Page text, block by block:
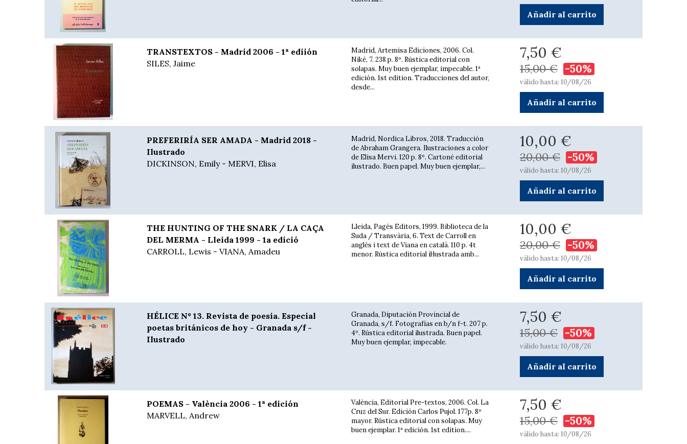
Añadir al carrito
TRANSTEXTOS - Madrid 2006 - 1ª ediión
SILES, Jaime
Madrid, Artemisa Ediciones, 2006. Col.
Niké, 7. 238 p. 8º. Rústica editorial con
solapas. Muy buen ejemplar, impecable. 1ª
edición. 1st edition. Traducciones del autor,
desde...
7,50 €
15,00 € -50%
válido hasta: 10/08/26
Añadir al carrito
PREFERIRÍA SER AMADA - Madrid 2018 -
Ilustrado
DICKINSON, Emily - MERVI, Elisa
Madrid, Nordica Libros, 2018. Traducción
de Abraham Grangera. Ilustraciones a color
de Elisa Mervi. 120 p. 8º. Cartoné editorial
ilustrado. Buen papel. Muy buen ejemplar,...
10,00 €
20,00 € -50%
válido hasta: 10/08/26
Añadir al carrito
THE HUNTING OF THE SNARK / LA CAÇA
DEL MERMA - Lleida 1999 - 1a edició
CARROLL, Lewis - VIANA, Amadeu
Lleida, Pagès Editors, 1999. Biblioteca de la
Suda / Transvària, 6. Text de Carroll en
anglès i text de Viana en català. 110 p. 4t
menor. Rústica editorial il·lustrada amb...
10,00 €
20,00 € -50%
válido hasta: 10/08/26
Añadir al carrito
HÉLICE Nº 13. Revista de poesía. Especial
poetas británicos de hoy - Granada s/f -
Ilustrado
Granada, Diputación Provincial de
Granada, s/f. Fotografías en b/n f-t. 207 p.
4º. Rústica editorial ilustrada. Buen papel.
Muy buen ejemplar, impecable.
7,50 €
15,00 € -50%
válido hasta: 10/08/26
Añadir al carrito
POEMAS - València 2006 - 1ª edición
MARVELL, Andrew
València, Editorial Pre-textos, 2006. Col. La
Cruz del Sur. Edición Carlos Pujol. 177p. 8º
mayor. Rústica editorial con solapas. Muy
buen ejemplar. 1ª edición. 1st edition....
7,50 €
15,00 € -50%
válido hasta: 10/08/26